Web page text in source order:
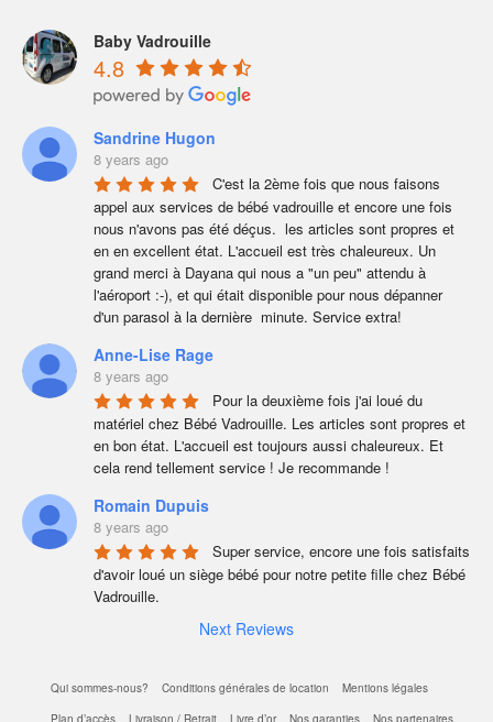
Baby Vadrouille
4.8
Sandrine Hugon
8 years ago
C'est la 2ème fois que nous faisons
appel aux services de bébé vadrouille et encore une fois
nous n'avons pas été déçus.  les articles sont propres et
en en excellent état. L'accueil est très chaleureux. Un
grand merci à Dayana qui nous a "un peu" attendu à
l'aéroport :-), et qui était disponible pour nous dépanner
d'un parasol à la dernière  minute. Service extra!
Anne-Lise Rage
8 years ago
Pour la deuxième fois j'ai loué du
matériel chez Bébé Vadrouille. Les articles sont propres et
en bon état. L'accueil est toujours aussi chaleureux. Et
cela rend tellement service ! Je recommande !
Romain Dupuis
8 years ago
Super service, encore une fois satisfaits
d'avoir loué un siège bébé pour notre petite fille chez Bébé
Vadrouille.
Next Reviews
Qui sommes-nous? Conditions générales de location
Mentions légales
Plan d’accès
Livraison / Retrait Livre d’or Nos garanties Nos partenaires